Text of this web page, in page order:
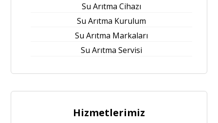
Su Arıtma Cihazı
Su Arıtma Kurulum
Su Arıtma Markaları
Su Arıtma Servisi
Hizmetlerimiz